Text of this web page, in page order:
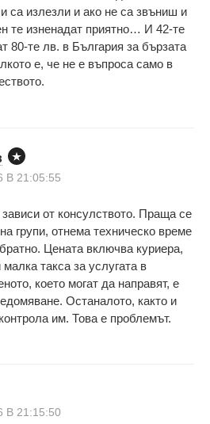
са излезли и ако не са звъниш и
те изненадат приятно… И 42-те
80-те лв. в България за бързата
е, че не е въпроса само в
В 21:05:55
от консулството. Праща се
групи, отнема техническо време
Цената включва куриера,
такса за услугата в
което могат да направят, е
Останалото, както и
им. Това е проблемът.
В 21:15:50